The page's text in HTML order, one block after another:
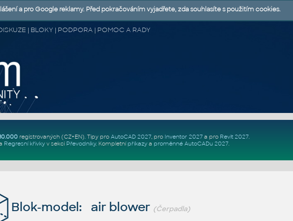
| BLOKY | PODPORA | POMOC A RADY
registrovaných (CZ+EN). Tipy pro AutoCAD 2027, pro Inventor 2027a pro Revit 2027.
Regresní křivkyv sekci Převodníky. Kompletní příkazya proměnné AutoCADu 2027.
Blok-model: air blower (Čerpadla)
a pro Google reklamy. Před pokračováním vyjadřete, zda souhlasíte s použitím cookies.